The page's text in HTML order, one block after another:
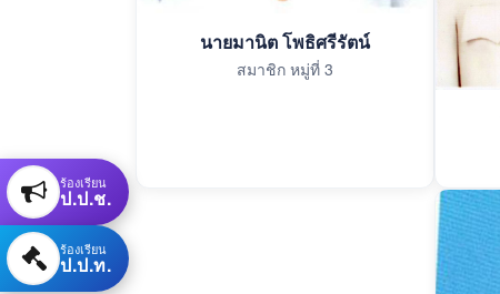
นายมานิต โพธิศรีรัตน์
สมาชิก หมู่ที่ 3
ร้องเรียน
ป.ป.ช.
ร้องเรียน
ป.ป.ท.